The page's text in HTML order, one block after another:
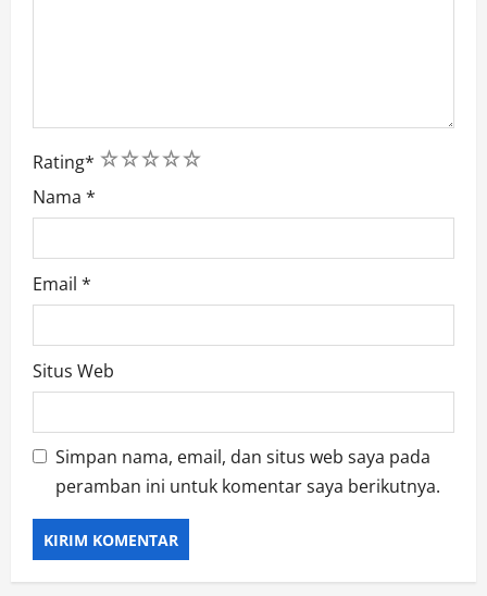
Rating* 5
4
3
2
1
Nama *
Email *
Situs Web
Simpan nama, email, dan situs web saya pada
peramban ini untuk komentar saya berikutnya.